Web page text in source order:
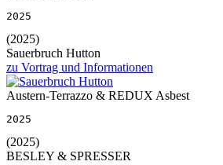
2025
(2025)
Sauerbruch Hutton
zu Vortrag und Informationen
Austern-Terrazzo & REDUX Asbest
2025
(2025)
BESLEY & SPRESSER